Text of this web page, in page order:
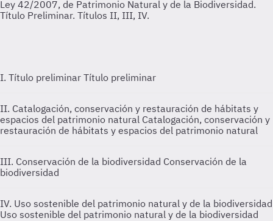
I. Título preliminar Título preliminar
II. Catalogación, conservación y restauración de hábitats y
espacios del patrimonio natural Catalogación, conservación y
restauración de hábitats y espacios del patrimonio natural
III. Conservación de la biodiversidad Conservación de la
biodiversidad
IV. Uso sostenible del patrimonio natural y de la biodiversidad
Uso sostenible del patrimonio natural y de la biodiversidad